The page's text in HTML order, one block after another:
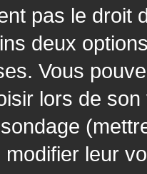
pas le
deux
Vous
lors de
leur